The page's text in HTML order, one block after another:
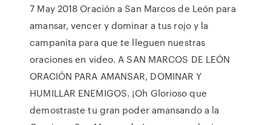
7 May 2018 Oración a San Marcos de León para
amansar, vencer y dominar a tus rojo y la
campanita para que te lleguen nuestras
oraciones en video. A SAN MARCOS DE LEÓN
ORACIÓN PARA AMANSAR, DOMINAR Y
HUMILLAR ENEMIGOS. ¡Oh Glorioso que
demostraste tu gran poder amansando a la